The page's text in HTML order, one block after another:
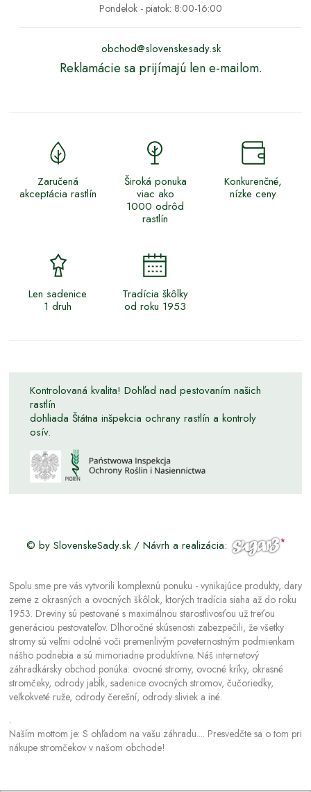
Pondelok - piatok: 8:00-16:00
obchod@slovenskesady.sk
Reklamácie sa prijímajú len e-mailom.
Zaručená
akceptácia rastlín
Široká ponuka
viac ako
1000 odrôd
rastlín
Konkurenčné,
nízke ceny
Len sadenice
1 druh
Tradícia škôlky
od roku 1953
Kontrolovaná kvalita! Dohľad nad pestovaním našich
rastlín
dohliada Štátna inšpekcia ochrany rastlín a kontroly
osív.
© by SlovenskeSady.sk / Návrh a realizácia:
Spolu sme pre vás vytvorili komplexnú ponuku - vynikajúce produkty, dary
zeme z okrasných a ovocných škôlok, ktorých tradícia siaha až do roku
1953. Dreviny sú pestované s maximálnou starostlivosťou už treťou
generáciou pestovateľov. Dlhoročné skúsenosti zabezpečili, že všetky
stromy sú veľmi odolné voči premenlivým poveternostným podmienkam
nášho podnebia a sú mimoriadne produktívne. Náš internetový
záhradkársky obchod ponúka: ovocné stromy, ovocné kríky, okrasné
stromčeky, odrody jabĺk, sadenice ovocných stromov, čučoriedky,
veľkokveté ruže, odrody čerešní, odrody sliviek a iné.
.
Naším mottom je: S ohľadom na vašu záhradu.... Presvedčte sa o tom pri
nákupe stromčekov v našom obchode!